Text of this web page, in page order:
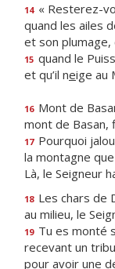
14 « Resterez-
quand les ailes
et son plumage,
15 quand le
et qu’il neige au
16 Mont de
mont de Basan,
17 Pourquoi
la montagne
Là, le Seigneur
18 Les chars de
au milieu, le
19 Tu es monté
recevant un
pour avoir une